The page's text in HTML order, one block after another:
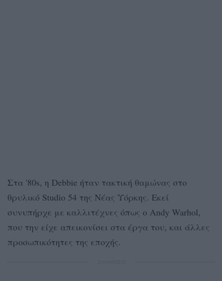
Στα '80s, η Debbie ήταν τακτική θαμώνας στο
θρυλικό Studio 54 της Νέας Υόρκης. Εκεί
συνυπήρχε με καλλιτέχνες όπως ο Andy Warhol,
που την είχε απεικονίσει στα έργα του, και άλλες
προσωπικότητες της εποχής.